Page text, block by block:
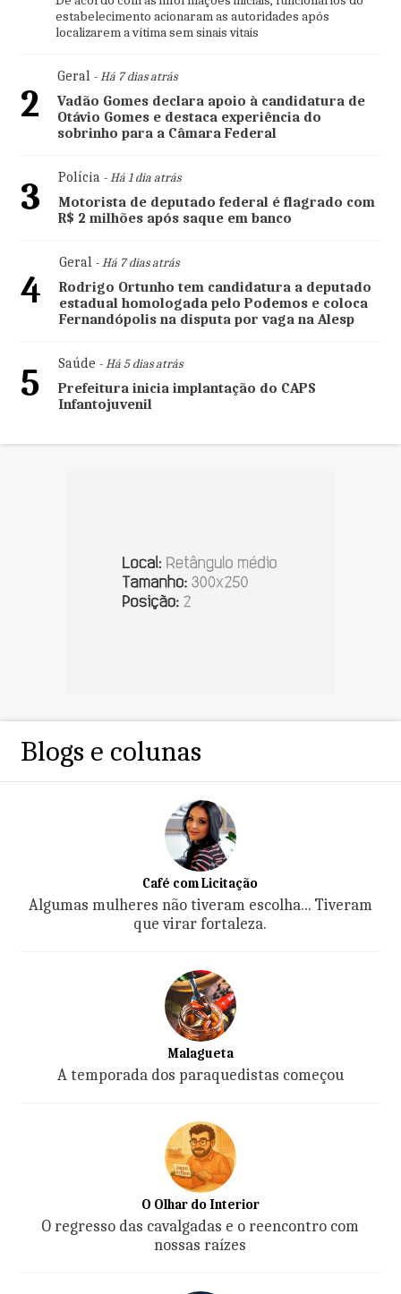
estabelecimento acionaram as autoridades após
localizarem a vítima sem sinais vitais
2
Geral- Há 7 dias atrás
Vadão Gomes declara apoio à candidatura de
Otávio Gomes e destaca experiência do
sobrinho para a Câmara Federal
3 Polícia- Há 1 dia atrás
Motorista de deputado federal é flagrado com
R$ 2 milhões após saque em banco
4
Geral- Há 7 dias atrás
Rodrigo Ortunho tem candidatura a deputado
estadual homologada pelo Podemos e coloca
Fernandópolis na disputa por vaga na Alesp
5 Saúde - Há 5 dias atrás
Prefeitura inicia implantação do CAPS
Infantojuvenil
Blogs e colunas
Café com Licitação
Algumas mulheres não tiveram escolha... Tiveram
que virar fortaleza.
Malagueta
A temporada dos paraquedistas começou
O Olhar do Interior
O regresso das cavalgadas e o reencontro com
nossas raízes